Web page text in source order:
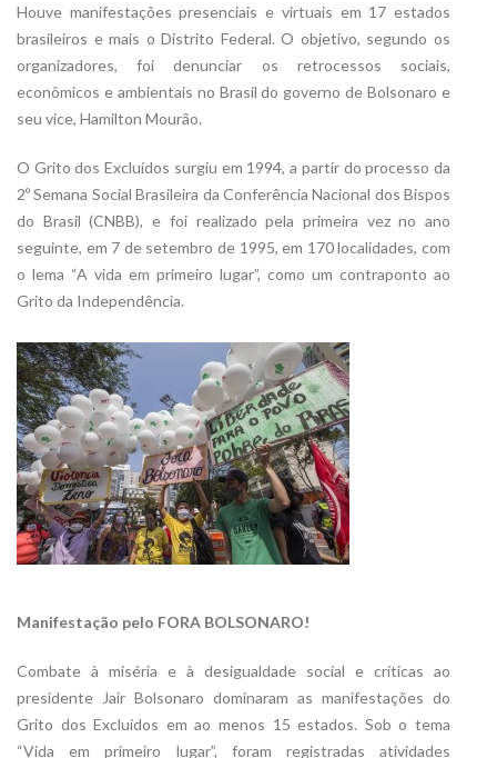
Houve manifestações presenciais e virtuais em 17 estados
brasileiros e mais o Distrito Federal. O objetivo, segundo os
organizadores, foi denunciar os retrocessos sociais,
econômicos e ambientais no Brasil do governo de Bolsonaro e
seu vice, Hamilton Mourão.
O Grito dos Excluídos surgiu em 1994, a partir do processo da
2º Semana Social Brasileira da Conferência Nacional dos Bispos
do Brasil (CNBB), e foi realizado pela primeira vez no ano
seguinte, em 7 de setembro de 1995, em 170 localidades, com
o lema “A vida em primeiro lugar”, como um contraponto ao
Grito da Independência.
Manifestação pelo FORA BOLSONARO!
Combate à miséria e à desigualdade social e críticas ao
presidente Jair Bolsonaro dominaram as manifestações do
Grito dos Excluídos em ao menos 15 estados. Sob o tema
“Vida em primeiro lugar”, foram registradas atividades